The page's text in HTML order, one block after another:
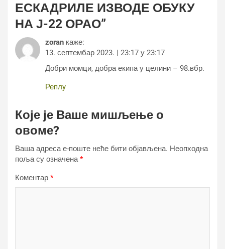
ЕСКАДРИЛЕ ИЗВОДЕ ОБУКУ
НА Ј-22 ОРАО”
zoran каже:
13. септембар 2023. | 23:17 у 23:17
Добри момци, добра екипа у целини – 98.вбр.
Реплy
Које је Ваше мишљење о
овоме?
Ваша адреса е-поште неће бити објављена. Неопходна
поља су означена*
Коментар *